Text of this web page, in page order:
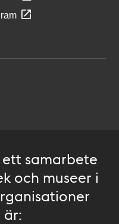
samarbete
och museer i
är: